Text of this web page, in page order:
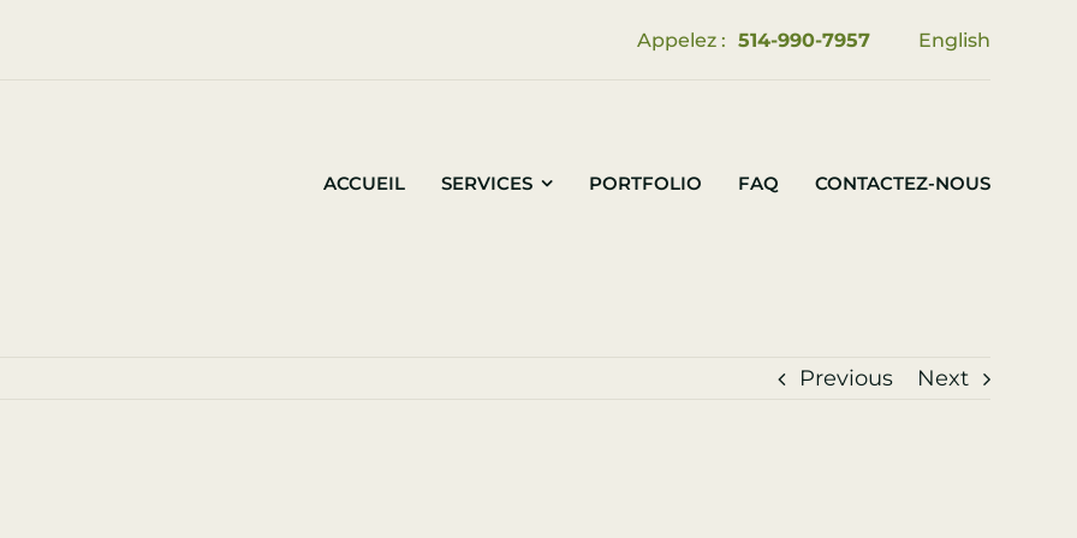
Appelez : 514-990-7957 English
ACCUEIL SERVICES PORTFOLIO FAQ CONTACTEZ-NOUS
Previous Next